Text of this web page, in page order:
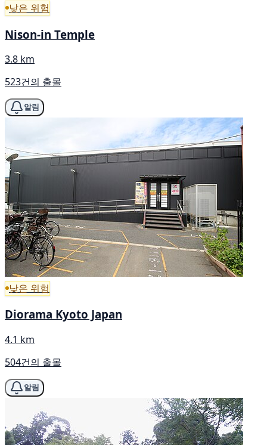
낮은 위험
Nison-in Temple
3.8 km
523건의 출몰
알림
낮은 위험
Diorama Kyoto Japan
4.1 km
504건의 출몰
알림